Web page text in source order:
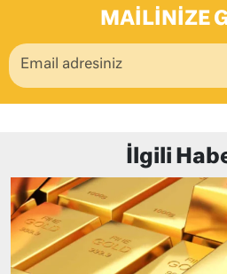
MAILINIZE
İlgili